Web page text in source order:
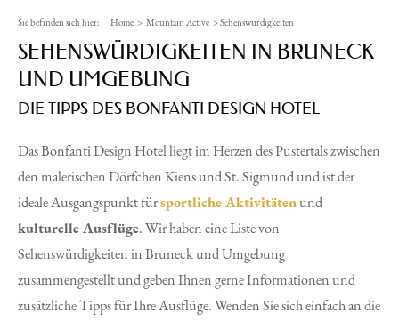
Sie befinden sich hier: Home > Mountain Active >Sehenswürdigkeiten
SEHENSWÜRDIGKEITEN IN BRUNECK
UND UMGEBUNG
DIE TIPPS DES BONFANTI DESIGN HOTEL
Das Bonfanti Design Hotel liegt im Herzen des Pustertals zwischen
den malerischen Dörfchen Kiens und St. Sigmund und ist der
ideale Ausgangspunkt fürsportliche Aktivitätenund
kulturelle Ausflüge. Wir haben eine Liste von
Sehenswürdigkeiten in Bruneck und Umgebung
zusammengestellt und geben Ihnen gerne Informationen und
zusätzliche Tipps für Ihre Ausflüge. Wenden Sie sich einfach an die